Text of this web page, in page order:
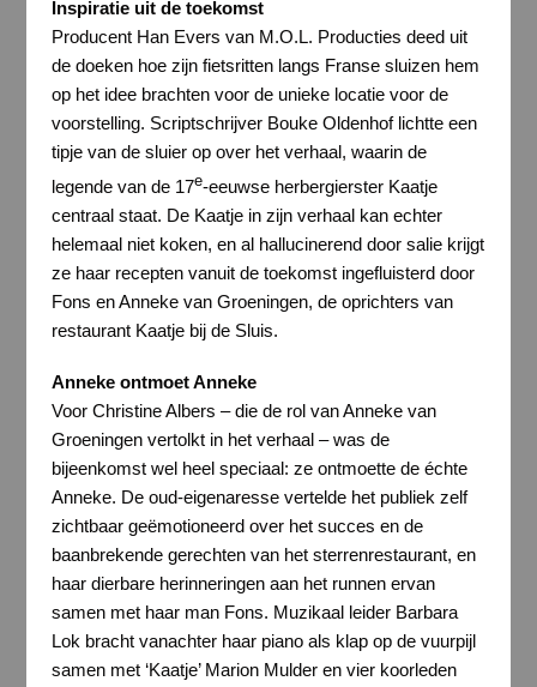
Inspiratie uit de toekomst
Producent Han Evers van M.O.L. Producties deed uit
de doeken hoe zijn fietsritten langs Franse sluizen hem
op het idee brachten voor de unieke locatie voor de
voorstelling. Scriptschrijver Bouke Oldenhof lichtte een
tipje van de sluier op over het verhaal, waarin de
legende van de 17e-eeuwse herbergierster Kaatje
centraal staat. De Kaatje in zijn verhaal kan echter
helemaal niet koken, en al hallucinerend door salie krijgt
ze haar recepten vanuit de toekomst ingefluisterd door
Fons en Anneke van Groeningen, de oprichters van
restaurant Kaatje bij de Sluis.
Anneke ontmoet Anneke
Voor Christine Albers – die de rol van Anneke van
Groeningen vertolkt in het verhaal – was de
bijeenkomst wel heel speciaal: ze ontmoette de échte
Anneke. De oud-eigenaresse vertelde het publiek zelf
zichtbaar geëmotioneerd over het succes en de
baanbrekende gerechten van het sterrenrestaurant, en
haar dierbare herinneringen aan het runnen ervan
samen met haar man Fons. Muzikaal leider Barbara
Lok bracht vanachter haar piano als klap op de vuurpijl
samen met ‘Kaatje’ Marion Mulder en vier koorleden